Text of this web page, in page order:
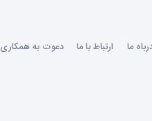
ما ارتباط با ما دعوت به همکاری